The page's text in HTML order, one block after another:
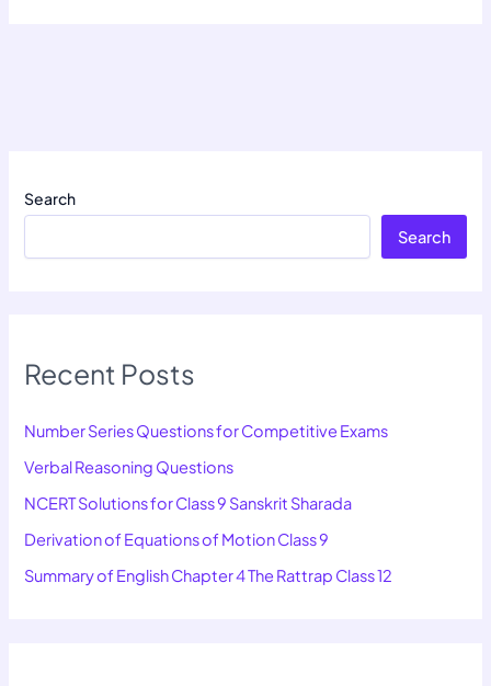
Search
Search
Recent Posts
Number Series Questions for Competitive Exams
Verbal Reasoning Questions
NCERT Solutions for Class 9 Sanskrit Sharada
Derivation of Equations of Motion Class 9
Summary of English Chapter 4 The Rattrap Class 12